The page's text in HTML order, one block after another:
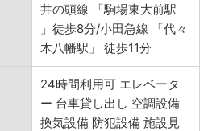
井の頭線 「駒場東大前駅
」徒歩8分/小田急線 「代々
木八幡駅」 徒歩11分
24時間利用可 エレベータ
ー 台車貸し出し 空調設備
換気設備 防犯設備 施設見